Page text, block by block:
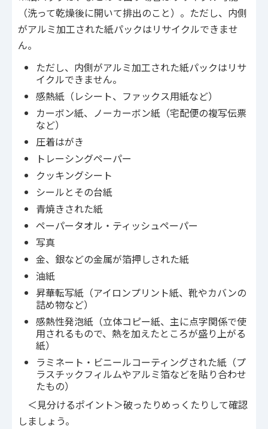
（洗って乾燥後に開いて排出のこと）。ただし、内側
がアルミ加工された紙パックはリサイクルできませ
ん。
ただし、内側がアルミ加工された紙パックはリサ
イクルできません。
感熱紙（レシート、ファックス用紙など）
カーボン紙、ノーカーボン紙（宅配便の複写伝票
など）
圧着はがき
トレーシングペーパー
クッキングシート
シールとその台紙
青焼きされた紙
ペーパータオル・ティッシュペーパー
写真
金、銀などの金属が箔押しされた紙
油紙
昇華転写紙（アイロンプリント紙、靴やカバンの
詰め物など）
感熱性発泡紙（立体コピー紙、主に点字関係で使
用されるもので、熱を加えたところが盛り上がる
紙）
ラミネート・ビニールコーティングされた紙（プ
ラスチックフィルムやアルミ箔などを貼り合わせ
たもの）
＜見分けるポイント＞破ったりめっくたりして確認
しましょう。